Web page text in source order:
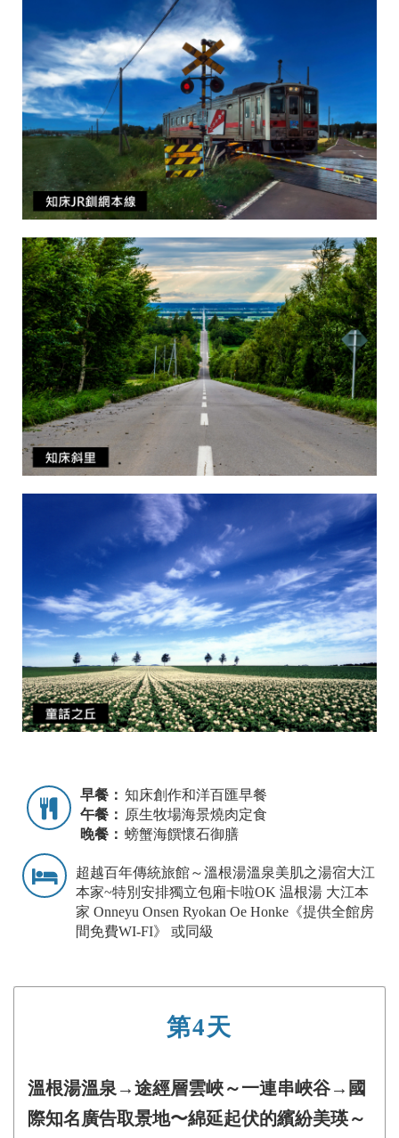
早餐： 知床創作和洋百匯早餐
午餐： 原生牧場海景燒肉定食
晚餐： 螃蟹海饌懷石御膳
超越百年傳統旅館～溫根湯溫泉美肌之湯宿大江
本家~特別安排獨立包廂卡啦OK 温根湯 大江本
家 Onneyu Onsen Ryokan Oe Honke《提供全館房
間免費WI-FI》 或同級
第4天
溫根湯溫泉→途經層雲峽～一連串峽谷→國
際知名廣告取景地〜綿延起伏的繽紛美瑛～